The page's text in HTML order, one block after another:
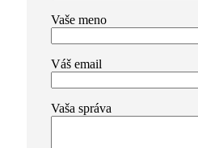
Vaše meno
Váš email
Vaša správa